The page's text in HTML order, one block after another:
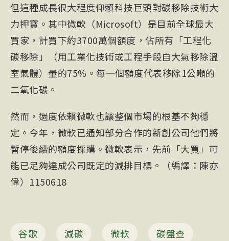
但這種成長很大程度仰賴科技巨頭對碳移除技術大
力押寶。其中微軟（Microsoft）是目前全球最大
買家，計買下約3700萬個額度，佔所有「工程化
碳移除」（用工業化技術或工程手段自大氣移除溫
室氣體）量的75%。每一個額度代表移除1公噸的
二氧化碳。
然而，過度依賴微軟也讓整個市場的根基不夠穩
定。今年，微軟已通知部分合作的新創公司他們將
暫停後續的額度採購。微軟表示，先前「大買」可
能已足夠達成公司既定的減排目標。（編譯：陳亦
偉）1150618
谷歌 減碳 微軟
碳盤查